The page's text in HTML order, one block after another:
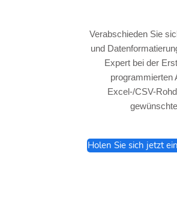
Verabschieden Sie
und
Expert bei der
programmierten
Excel-/CSV-
Holen Sie sich jetzt